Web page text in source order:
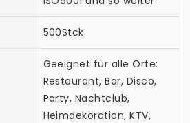
500Stck
Geeignet für alle Orte:
Restaurant, Bar, Disco,
Party, Nachtclub,
Heimdekoration, KTV,